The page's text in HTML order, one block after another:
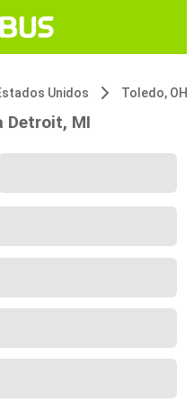
Unidos Toledo, OH
Detroit, MI